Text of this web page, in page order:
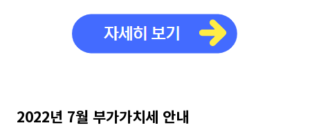
2022년 7월 부가가치세 안내